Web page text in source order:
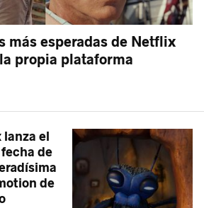
más esperadas de Netflix
propia plataforma
el
de
de